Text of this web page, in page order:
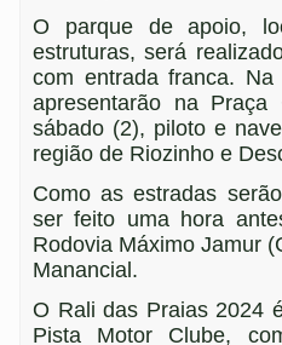
O parque de apoio,
estruturas, será
com entrada franca.
apresentarão na
sábado (2), piloto e
região de Riozinho e
Como as estradas
ser feito uma hora
Rodovia Máximo Jamur
Manancial.
O Rali das Praias 2024
Pista Motor Clube,